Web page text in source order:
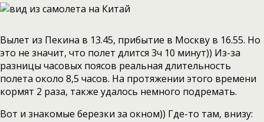
Вылет из Пекина в 13.45, прибытие в Москву в 16.55. Но
это не значит, что полет длится 3ч 10 минут)) Из-за
разницы часовых поясов реальная длительность
полета около 8,5 часов. На протяжении этого времени
кормят 2 раза, также удалось немного подремать.
Вот и знакомые березки за окном)) Где-то там, внизу: